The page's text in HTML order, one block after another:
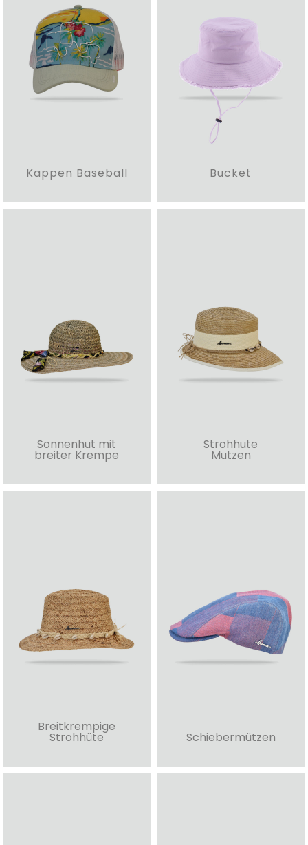
Kappen Baseball Bucket
Sonnenhut mit
breiter Krempe
Strohhute
Mutzen
Breitkrempige
Strohhüte Schiebermützen